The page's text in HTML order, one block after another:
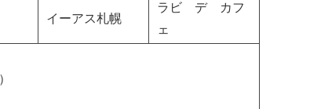
イーアス札幌
ラビ デ カフ
ェ